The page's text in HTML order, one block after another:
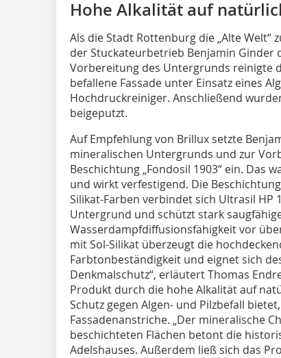
Hohe Alkalität auf
Als die Stadt Rottenburg die „Alte
der Stuckateurbetrieb Benjamin Ginder
Vorbereitung des Untergrunds reinigte
befallene Fassade unter Einsatz eines
Hochdruckreiniger. Anschließend
beigeputzt.
Auf Empfehlung von Brillux setzte
mineralischen Untergrunds und zur
Beschichtung „Fondosil 1903“ ein.
und wirkt verfestigend. Die
Silikat-Farben verbindet sich Ultrasil HP
Untergrund und schützt stark
Wasserdampfdiffusionsfähigkeit vor
mit Sol-Silikat überzeugt die
Farbtonbeständigkeit und eignet sich
Denkmalschutz“, erläutert Thomas
Produkt durch die hohe Alkalität auf
Schutz gegen Algen- und Pilzbefall
Fassadenanstriche. „Der mineralische
beschichteten Flächen betont die
Adelshauses. Außerdem ließ sich das